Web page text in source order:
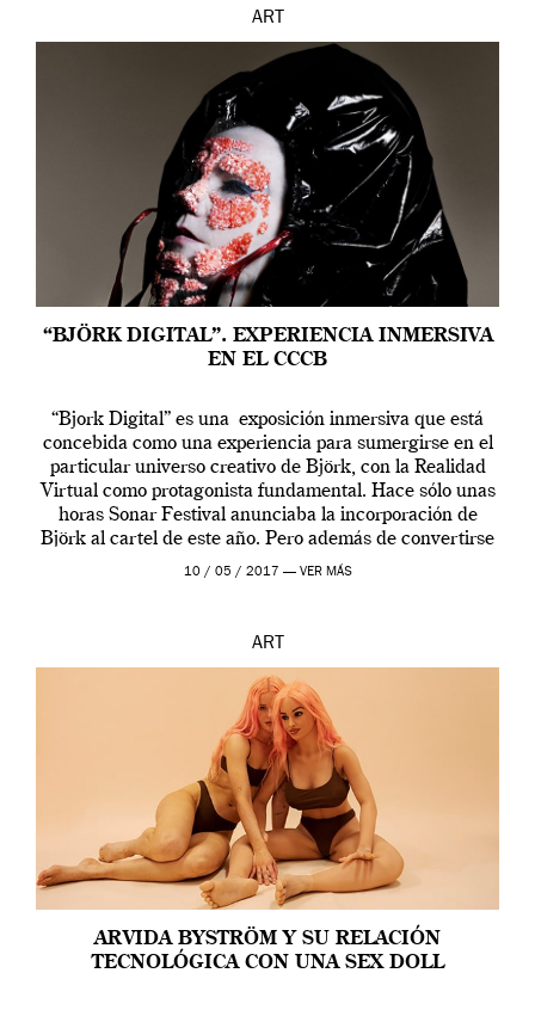
ART
“BJÖRK DIGITAL”. EXPERIENCIA INMERSIVA
EN EL CCCB
“Bjork Digital” es una exposición inmersiva que está
concebida como una experiencia para sumergirse en el
particular universo creativo de Björk, con la Realidad
Virtual como protagonista fundamental. Hace sólo unas
horas Sonar Festival anunciaba la incorporación de
Björk al cartel de este año. Pero además de convertirse
en una de las actuaciones más relevantes […]
10 / 05 / 2017 — VER MÁS
ART
ARVIDA BYSTRÖM Y SU RELACIÓN
TECNOLÓGICA CON UNA SEX DOLL